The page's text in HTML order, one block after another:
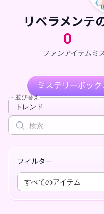
リベラメンテ
0
ファンアイテムミ
ミステリーボック
並び替え
トレンド
フィルター
すべてのアイテム